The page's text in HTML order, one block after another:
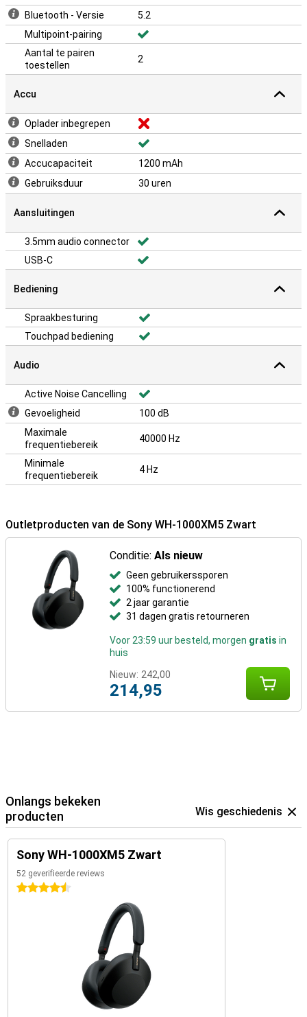
Bluetooth - Versie
5.2
Multipoint-pairing
Aantal te pairen
toestellen
2
Accu
Oplader inbegrepen
Snelladen
Accucapaciteit
1200 mAh
Gebruiksduur
30 uren
Aansluitingen
3.5mm audio connector
USB-C
Bediening
Spraakbesturing
Touchpad bediening
Audio
Active Noise Cancelling
Gevoeligheid
100 dB
Maximale
frequentiebereik
40000 Hz
Minimale
frequentiebereik
4 Hz
Outletproducten van de Sony WH-1000XM5 Zwart
Conditie:Als nieuw
Geen gebruikerssporen
100% functionerend
2 jaar garantie
31 dagen gratis retourneren
Voor 23:59 uur besteld, morgen gratis in
huis
Nieuw: 242,00
214,95
Onlangs bekeken
producten
Wis geschiedenis
Sony WH-1000XM5 Zwart
52 geverifieerde reviews
4.5 sterren